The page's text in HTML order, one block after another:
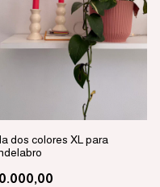
dos colores XL para